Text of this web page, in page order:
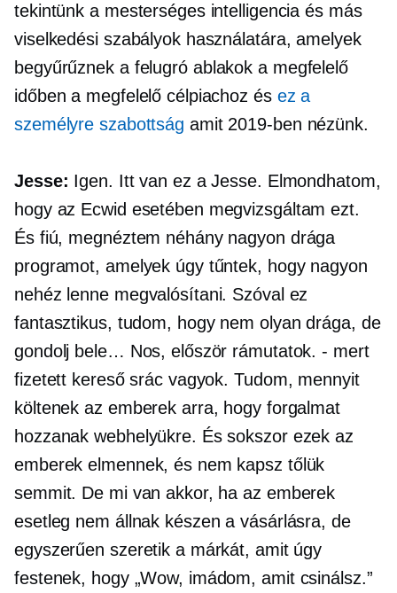
tekintünk a mesterséges intelligencia és más
viselkedési szabályok használatára, amelyek
begyűrűznek a felugró ablakok a megfelelő
időben a megfelelő célpiachoz és ez a
személyre szabottság amit 2019-ben nézünk.
Jesse: Igen. Itt van ez a Jesse. Elmondhatom,
hogy az Ecwid esetében megvizsgáltam ezt.
És fiú, megnéztem néhány nagyon drága
programot, amelyek úgy tűntek, hogy nagyon
nehéz lenne megvalósítani. Szóval ez
fantasztikus, tudom, hogy nem olyan drága, de
gondolj bele… Nos, először rámutatok.- mert
fizetett kereső srác vagyok. Tudom, mennyit
költenek az emberek arra, hogy forgalmat
hozzanak webhelyükre. És sokszor ezek az
emberek elmennek, és nem kapsz tőlük
semmit. De mi van akkor, ha az emberek
esetleg nem állnak készen a vásárlásra, de
egyszerűen szeretik a márkát, amit úgy
festenek, hogy „Wow, imádom, amit csinálsz.”